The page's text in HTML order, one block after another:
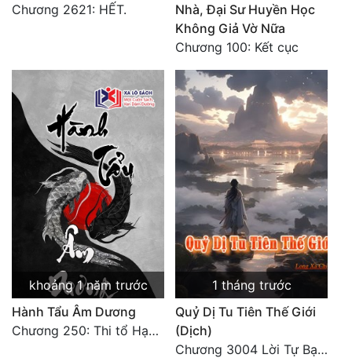
Chương 2621: HẾT.
Nhà, Đại Sư Huyền Học
Không Giả Vờ Nữa
Chương 100: Kết cục
khoảng 1 năm trước
Hành Tẩu Âm Dương
Chương 250: Thi tổ Hạn Bạt
1 tháng trước
Quỷ Dị Tu Tiên Thế Giới
(Dịch)
Chương 3004 Lời Tự Bạch Kết Thúc